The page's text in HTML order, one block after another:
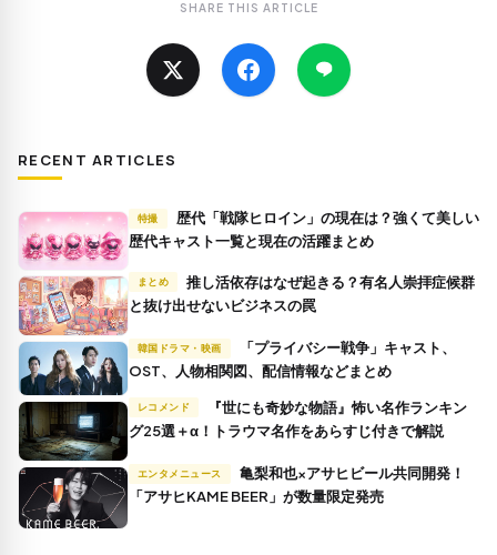
SHARE THIS ARTICLE
RECENT ARTICLES
特撮
歴代キャスト一覧と現在の活躍まとめ
まとめ
推し活依存はなぜ起きる？有名人崇拝症候群
と抜け出せないビジネスの罠
韓国ドラマ・映画
OST、人物相関図、配信情報などまとめ
レコメンド
グ25選＋α！トラウマ名作をあらすじ付きで解説
エンタメニュース
「アサヒKAME BEER」が数量限定発売